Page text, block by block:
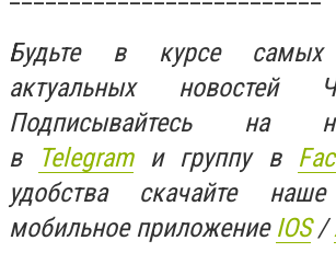
Будьте в курсе
актуальных новостей
Подписывайтесь на
в
Telegramи группу в
удобства скачайте наше
мобильное приложение IOS/